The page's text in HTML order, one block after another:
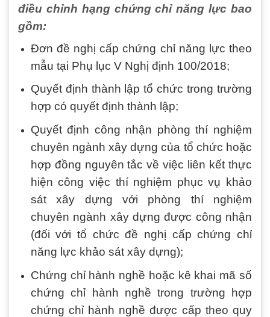
điều chỉnh hạng chứng chỉ năng lực bao
gồm:
Đơn đề nghị cấp chứng chỉ năng lực theo
mẫu tại Phụ lục V Nghị định 100/2018;
Quyết định thành lập tổ chức trong trường
hợp có quyết định thành lập;
Quyết định công nhận phòng thí nghiệm
chuyên ngành xây dựng của tổ chức hoặc
hợp đồng nguyên tắc về việc liên kết thực
hiện công việc thí nghiệm phục vụ khảo
sát xây dựng với phòng thí nghiệm
chuyên ngành xây dựng được công nhận
(đối với tổ chức đề nghị cấp chứng chỉ
năng lực khảo sát xây dựng);
Chứng chỉ hành nghề hoặc kê khai mã số
chứng chỉ hành nghề trong trường hợp
chứng chỉ hành nghề được cấp theo quy